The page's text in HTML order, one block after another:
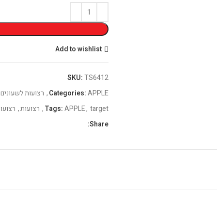
Add to wishlist
SKU:TS6412
Categories:APPLE
, רצועות לשעונים
Tags:APPLE, target
, רצועות,
Share: